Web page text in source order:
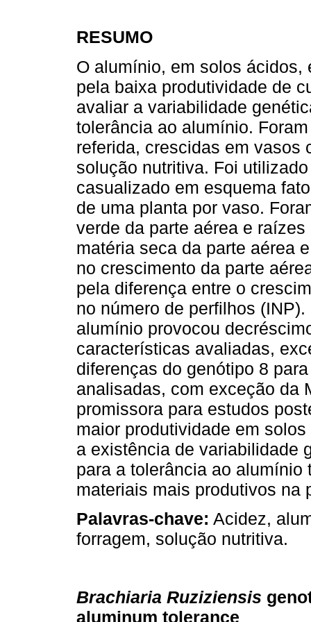
RESUMO
O alumínio, em solos
pela baixa produtividade de
avaliar a variabilidade
tolerância ao alumínio.
referida, crescidas em vasos
solução nutritiva. Foi
casualizado em esquema
de uma planta por vaso.
verde da parte aérea e
matéria seca da parte aérea
no crescimento da parte
pela diferença entre o
no número de perfilhos
alumínio provocou
características avaliadas,
diferenças do genótipo 8
analisadas, com exceção da
promissora para estudos
maior produtividade em
a existência de variabilidade
para a tolerância ao
materiais mais produtivos na
Palavras-chave: Acidez,
forragem, solução nutritiva.
Brachiaria Ruziziensis
aluminum tolerance